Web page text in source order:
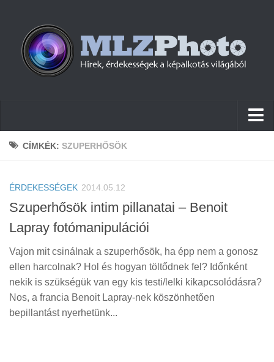
Hírek
Cikkek
Szoftver
Firmware
Tudástár
Tanácsok
Érdekességek
CÍMKÉK: SZUPERHŐSÖK
ÉRDEKESSÉGEK 2014.05.12
Szuperhősök intim pillanatai – Benoit
Lapray fotómanipulációi
Vajon mit csinálnak a szuperhősök, ha épp nem a gonosz
ellen harcolnak? Hol és hogyan töltődnek fel? Időnként
nekik is szükségük van egy kis testi/lelki kikapcsolódásra?
Nos, a francia Benoit Lapray-nek köszönhetően
bepillantást nyerhetünk...